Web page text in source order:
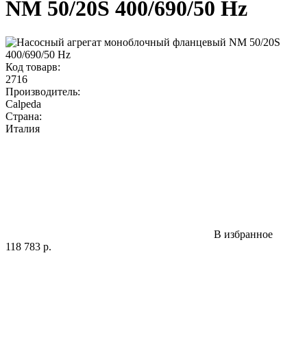
NM 50/20S 400/690/50 Hz
Код товарв:
2716
Производитель:
Calpeda
Страна:
Италия
В избранное
118 783 р.